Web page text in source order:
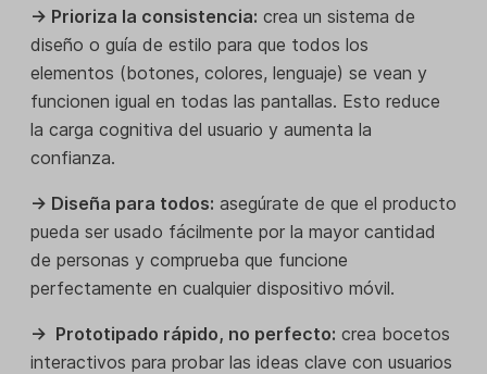
→ Prioriza la consistencia: crea un sistema de
diseño o guía de estilo para que todos los
elementos (botones, colores, lenguaje) se vean y
funcionen igual en todas las pantallas. Esto reduce
la carga cognitiva del usuario y aumenta la
confianza.
→ Diseña para todos: asegúrate de que el producto
pueda ser usado fácilmente por la mayor cantidad
de personas y comprueba que funcione
perfectamente en cualquier dispositivo móvil.
→ Prototipado rápido, no perfecto: crea bocetos
interactivos para probar las ideas clave con usuarios